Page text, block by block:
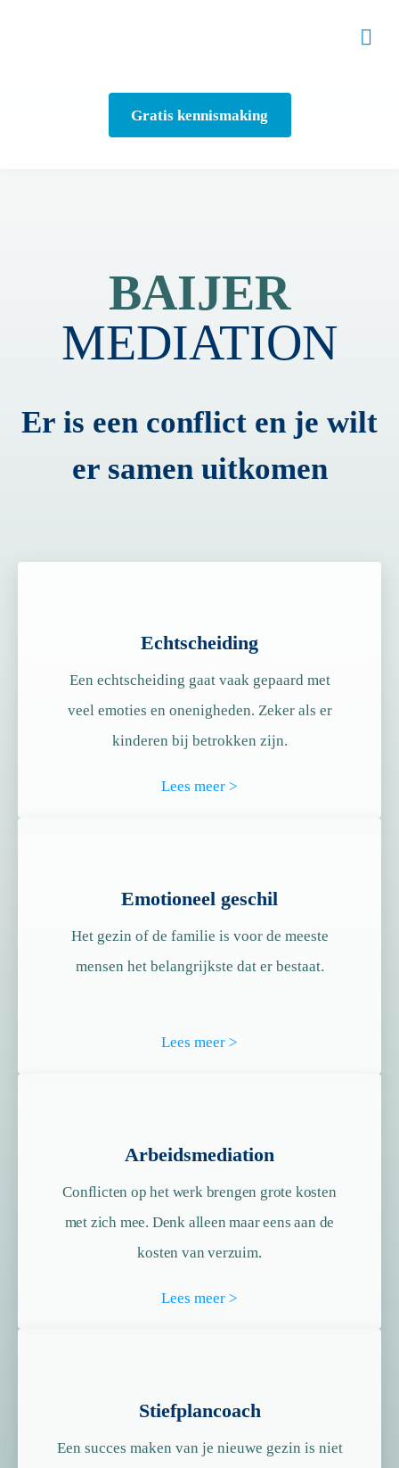
Gratis kennismaking
BAIJER
MEDIATION
Er is een conflict en je wilt
er samen uitkomen
Echtscheiding
Een echtscheiding gaat vaak gepaard met
veel emoties en onenigheden. Zeker als er
kinderen bij betrokken zijn.
Lees meer >
Emotioneel geschil
Het gezin of de familie is voor de meeste
mensen het belangrijkste dat er bestaat.
Lees meer >
Arbeidsmediation
Conflicten op het werk brengen grote kosten
met zich mee. Denk alleen maar eens aan de
kosten van verzuim.
Lees meer >
Stiefplancoach
Een succes maken van je nieuwe gezin is niet